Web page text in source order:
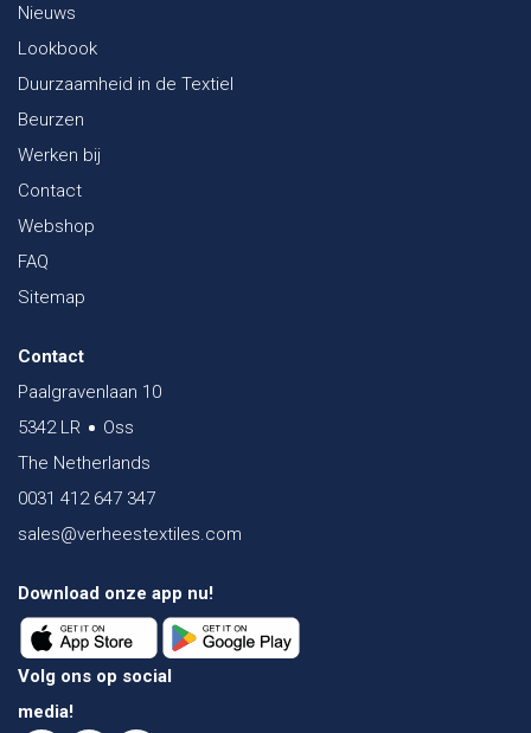
Nieuws
Lookbook
Duurzaamheid in de Textiel
Beurzen
Werken bij
Contact
Webshop
FAQ
Sitemap
Contact
Paalgravenlaan 10
5342 LR
Oss
The Netherlands
0031 412 647 347
sales@verheestextiles.com
Download onze app nu!
Volg ons op social
media!